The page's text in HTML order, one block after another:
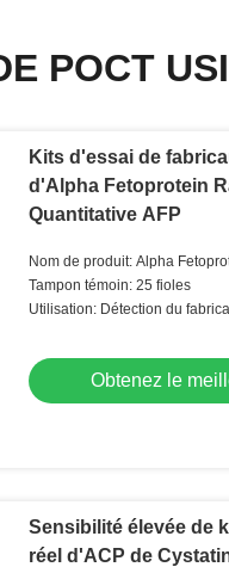
POCT
Kits d'essai de
d'Alpha Fetoprotein
Quantitative AFP
Nom de produit: Alpha
Quantitative Test
Tampon témoin: 25 fioles
Utilisation: Détection du
Obtenez le
Sensibilité élevée de
réel d'ACP de